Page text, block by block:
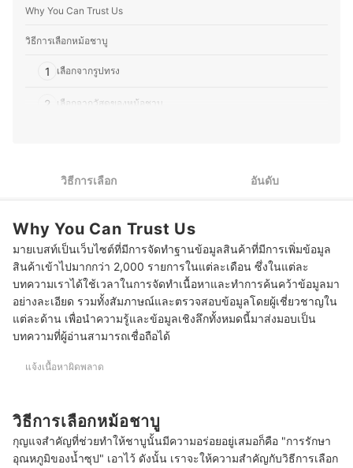
เพื่อให้ผู้อ่านสามารถนำไปปรับใช้ในชีวิตประจำวันได้ง่ายขึ้น
อาหารที่สะดวกและเหมาะสมกับไลฟ์สไตล์ของแต่ละคน เพื่อ
ประวัติของ วรวลัญช์ โคตะ (นิว)
Why You Can Trust Us
วิธีการเลือกหม้อชาบู
1 เลือกจากรูปทรง
2 เลือกจากวัสดุของหม้อชาบู
วิธีการเลือก อันดับ
Why You Can Trust Us
มายเบสท์เป็นเว็บไซต์ที่มีการจัดทำฐานข้อมูลสินค้าที่มีการเพิ่มข้อมูล
สินค้าเข้าไปมากกว่า 2,000 รายการในแต่ละเดือน ซึ่งในแต่ละ
บทความเราได้ใช้เวลาในการจัดทำเนื้อหาและทำการค้นคว้าข้อมูลมา
อย่างละเอียด รวมทั้งสัมภาษณ์และตรวจสอบข้อมูลโดยผู้เชี่ยวชาญใน
แต่ละด้าน เพื่อนำความรู้และข้อมูลเชิงลึกทั้งหมดนี้มาส่งมอบเป็น
บทความที่ผู้อ่านสามารถเชื่อถือได้
แจ้งเนื้อหาผิดพลาด
วิธีการเลือกหม้อชาบู
กุญแจสำคัญที่ช่วยทำให้ชาบูนั้นมีความอร่อยอยู่เสมอก็คือ "การรักษา
อุณหภูมิของน้ำซุป" เอาไว้ ดังนั้น เราจะให้ความสำคัญกับวิธีการเลือก